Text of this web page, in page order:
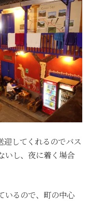
迎してくれるのでバス
いし、夜に着く場合
いるので、町の中心